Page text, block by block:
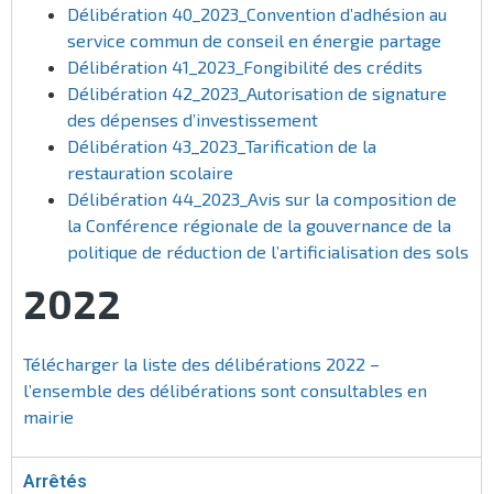
Délibération 40_2023_Convention d’adhésion au
service commun de conseil en énergie partage
Délibération 41_2023_Fongibilité des crédits
Délibération 42_2023_Autorisation de signature
des dépenses d’investissement
Délibération 43_2023_Tarification de la
restauration scolaire
Délibération 44_2023_Avis sur la composition de
la Conférence régionale de la gouvernance de la
politique de réduction de l’artificialisation des sols
2022
Télécharger la liste des délibérations 2022 –
l’ensemble des délibérations sont consultables en
mairie
Arrêtés